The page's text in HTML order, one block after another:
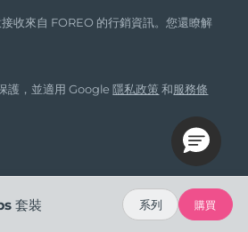
收來自 FOREO 的行銷資訊。您還瞭解
護，並適用 Google隱私政策 和服務條
套裝 系列 購買